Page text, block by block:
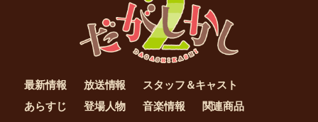
最新情報 放送情報
スタッフ＆キャスト
あらすじ
登場人物 音楽情報
関連商品